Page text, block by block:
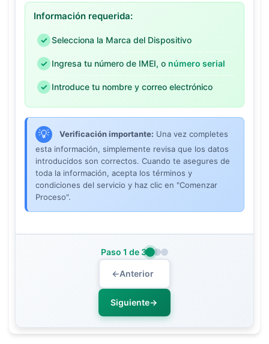
Información requerida:
Selecciona la Marca del Dispositivo
Ingresa tu número de IMEI, o número serial
Introduce tu nombre y correo electrónico
Verificación importante: Una vez completes
esta información, simplemente revisa que los datos
introducidos son correctos. Cuando te asegures de
toda la información, acepta los términos y
condiciones del servicio y haz clic en "Comenzar
Proceso".
←Anterior
Paso 1 de 3
Siguiente→